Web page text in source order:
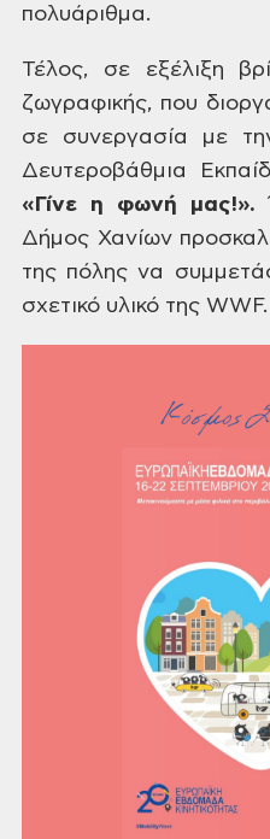
πολυάριθμα.
Τέλος, σε εξέλιξη
ζωγραφικής, που
σε συνεργασία με
Δευτεροβάθμια
«Γίνε η φωνή μας!».
Δήμος Χανίων
της πόλης να
σχετικό υλικό της WWF.